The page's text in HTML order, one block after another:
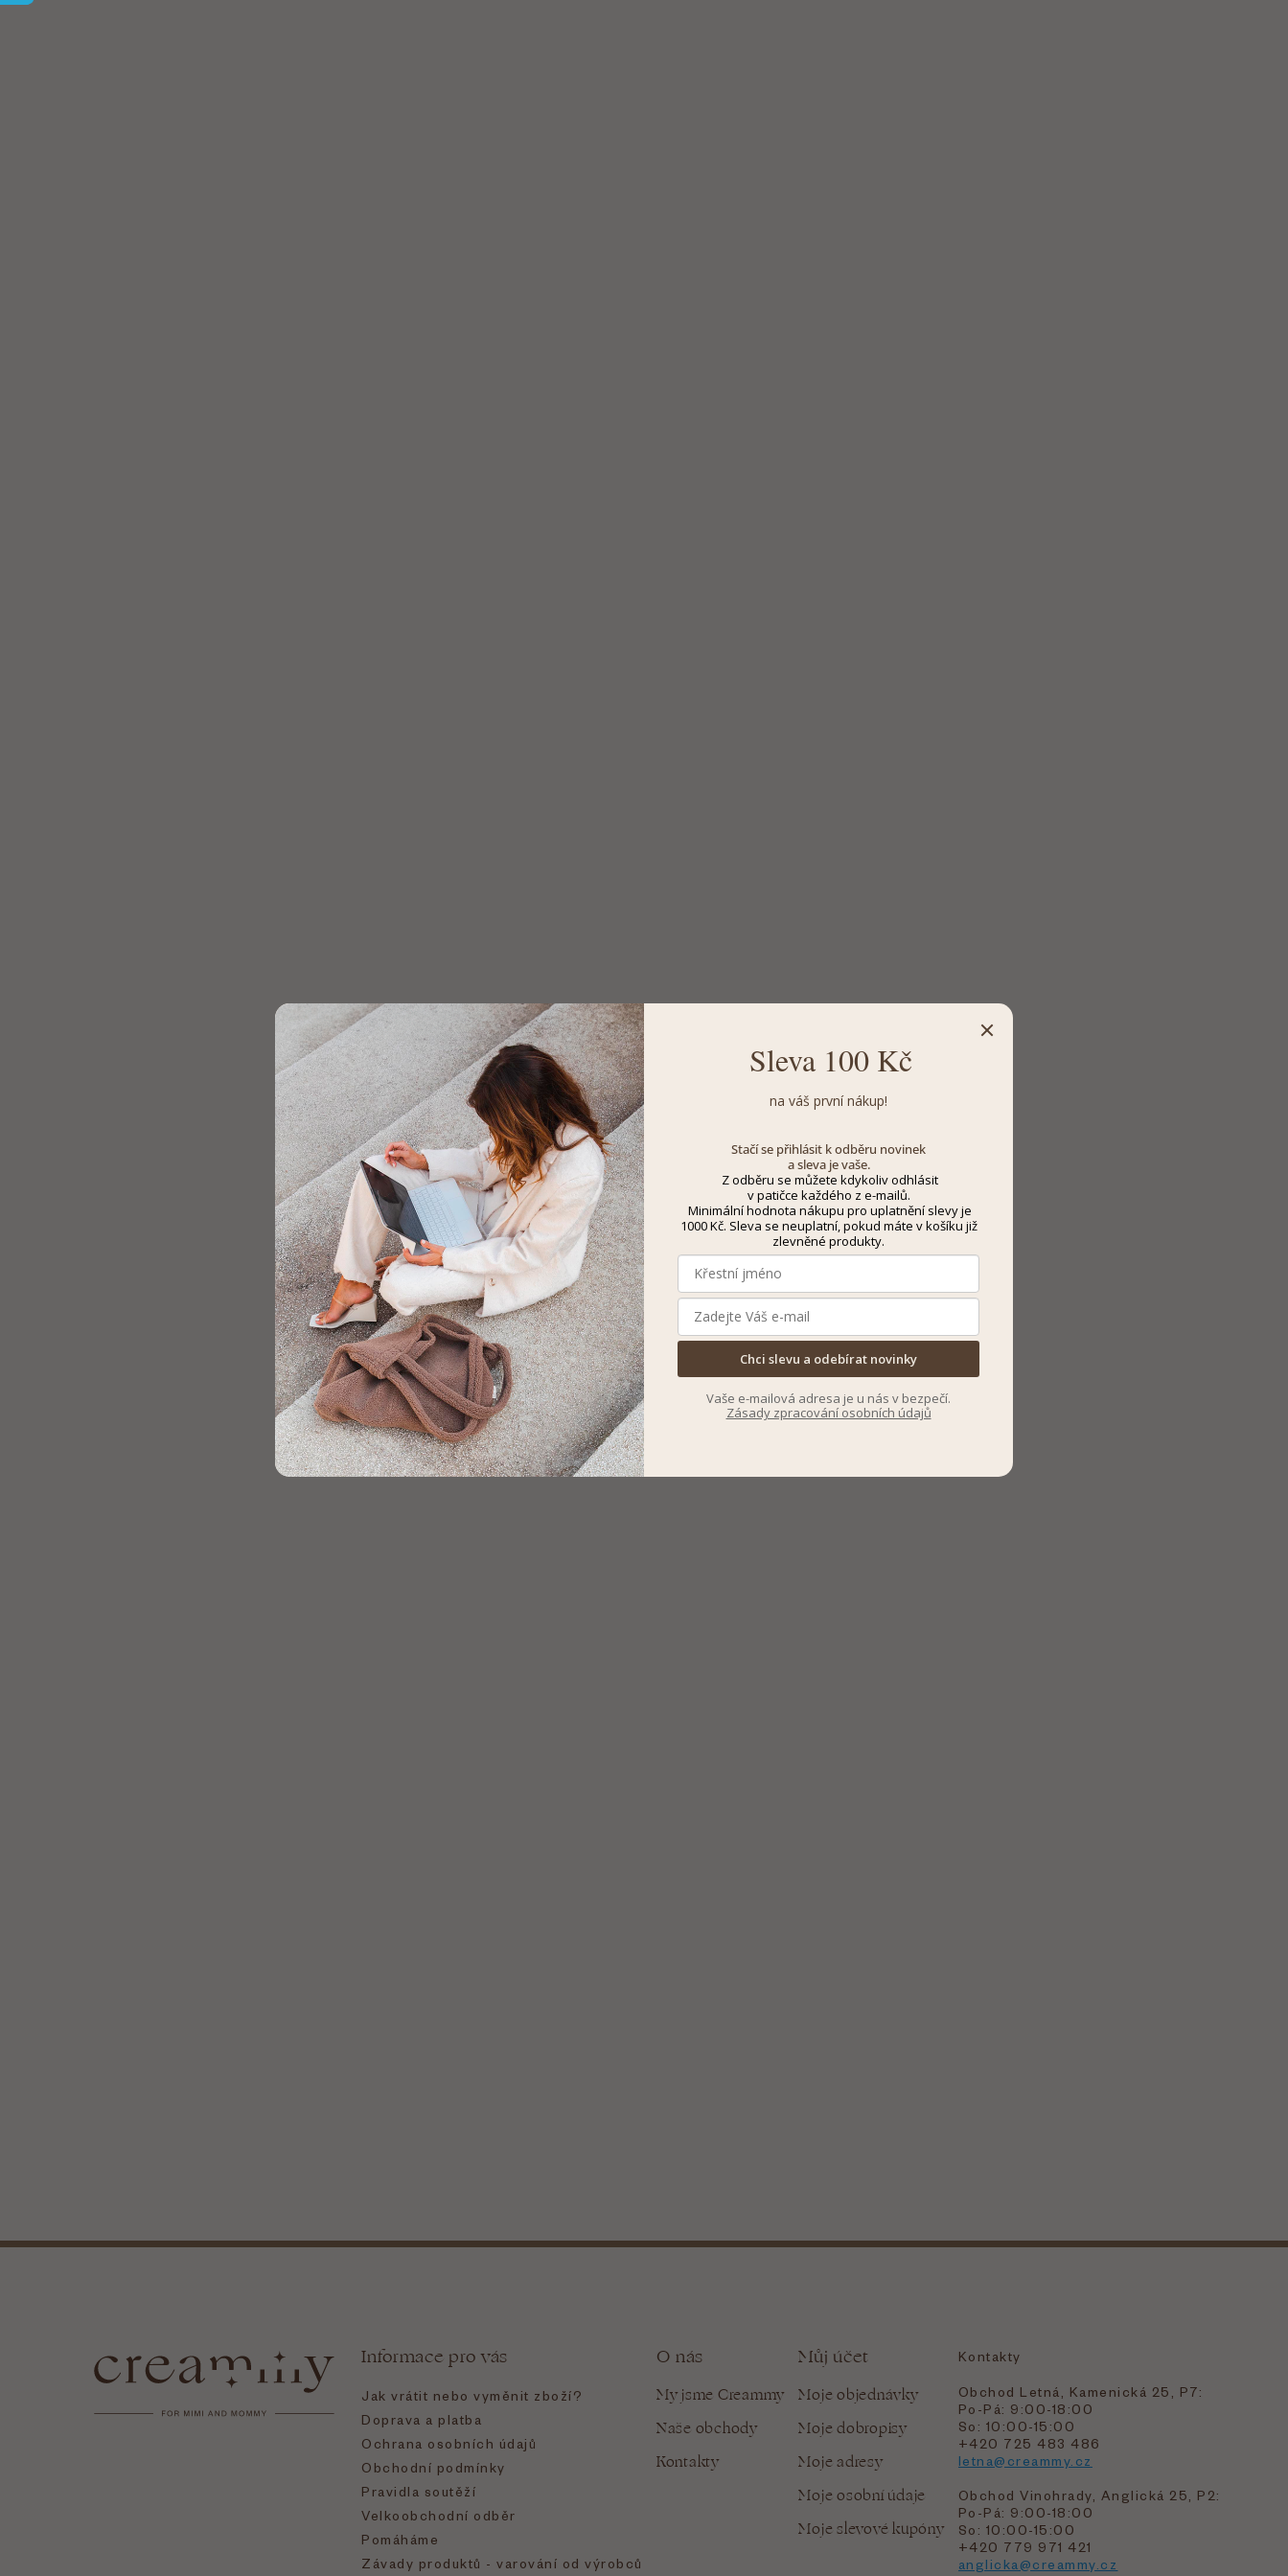
Informace pro vás
Jak vrátit nebo vyměnit zboží?
Doprava a platba
Ochrana osobních údajů
Obchodní podmínky
Pravidla soutěží
Velkoobchodní odběr
Pomáháme
Závady produktů - varování od výrobců
O nás
My jsme Creammy
Naše obchody
Kontakty
Můj účet
Moje objednávky
Moje dobropisy
Moje adresy
Moje osobní údaje
Moje slevové kupóny
Kontakty
Obchod Letná, Kamenická 25, P7:
Po-Pá: 9:00-18:00
So: 10:00-15:00
+420 725 483 486
letna@creammy.cz
Obchod Vinohrady, Anglická 25, P2:
Po-Pá: 9:00-18:00
So: 10:00-15:00
+420 779 971 421
anglicka@creammy.cz
Sleva 100 Kč
na váš první nákup!
Stačí se přihlásit k odběru novinek
a sleva je vaše.
Z odběru se můžete kdykoliv odhlásit
v patičce každého z e-mailů.
Minimální hodnota nákupu pro uplatnění slevy je
1000 Kč. Sleva se neuplatní, pokud máte v košíku již
zlevněné produkty.
Chci slevu a odebírat novinky
Vaše e-mailová adresa je u nás v bezpečí.
Zásady zpracování osobních údajů